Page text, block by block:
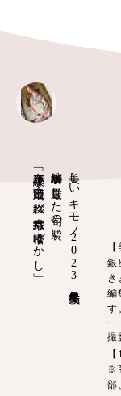
美しいキモノ2023年冬号掲載
編集者が厳選した旬の装い
「京友禅小紋 竜田姫」×「綴れ織八寸帯 市松ぼかし」
銀
き
編
す
撮
※
部